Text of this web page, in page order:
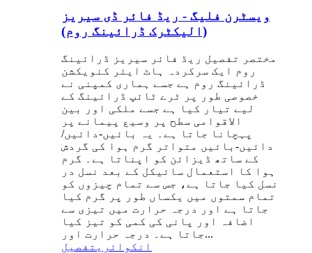
ویسٹرن فلیگ - ریڈ فائر ڈی سیریز
(الیکٹرک ڈرائینگ روم)
مختصر تفصیل ریڈ فائر سیریز ڈرائینگ
روم ایک سرکردہ ہاٹ ایئر کنویکشن
ڈرائینگ روم ہے جسے ہماری کمپنی نے
خصوصی طور پر ٹرے ٹائپ ڈرائینگ کے
لیے تیار کیا ہے جسے ملکی اور بین
الاقوامی سطح پر وسیع پیمانے پر
پہچانا جاتا ہے۔ یہ بائیں-دائیں/
دائیں-بائیں متواتر گرم ہوا کی گردش
کے ساتھ ڈیزائن کو اپناتا ہے۔ گرم
ہوا کا استعمال سائیکل کے بعد نسل در
نسل کیا جاتا ہے، جس سے تمام چیزوں کو
تمام سمتوں میں یکساں طور پر گرم کیا
جاتا ہے اور درجہ حرارت میں تیزی سے
اضافہ اور پانی کی کمی کو تیز کیا
جاتا ہے۔ درجہ حرارت اور...
انکوائری تفصیل